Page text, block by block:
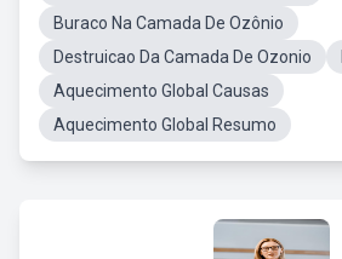
Buraco Na Camada De Ozônio
Destruicao Da Camada De Ozonio
Aquecimento Global Causas
Aquecimento Global Resumo